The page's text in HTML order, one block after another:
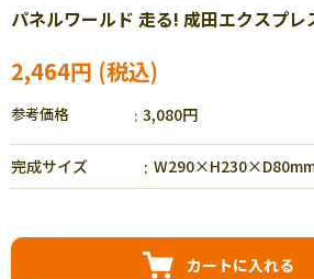
パネルワールド 走る! 成田エクスプ
2,464円
参考価格 3,080円
完成サイズ
カートに入れる